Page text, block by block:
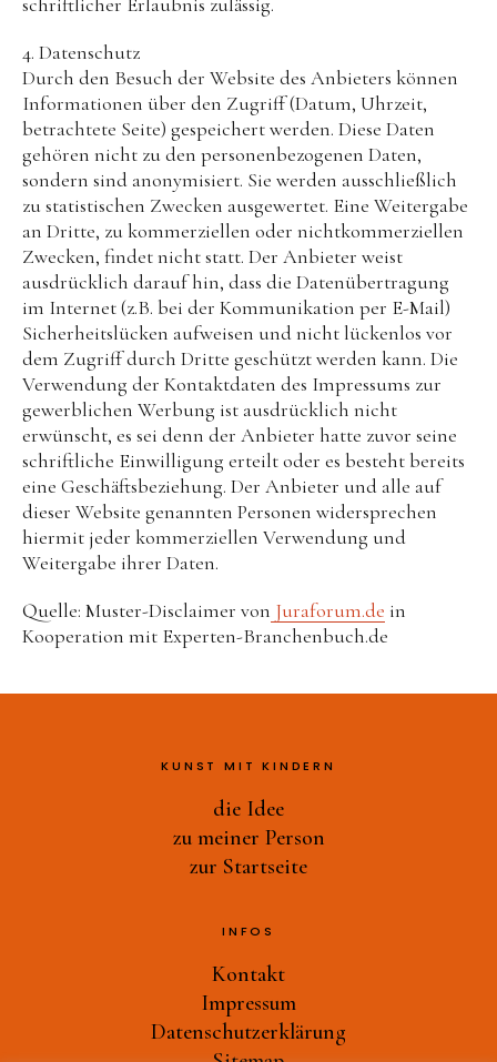
4. Datenschutz
Durch den Besuch der Website des Anbieters können
Informationen über den Zugriff (Datum, Uhrzeit,
betrachtete Seite) gespeichert werden. Diese Daten
gehören nicht zu den personenbezogenen Daten,
sondern sind anonymisiert. Sie werden ausschließlich
zu statistischen Zwecken ausgewertet. Eine Weitergabe
an Dritte, zu kommerziellen oder nichtkommerziellen
Zwecken, findet nicht statt. Der Anbieter weist
ausdrücklich darauf hin, dass die Datenübertragung
im Internet (z.B. bei der Kommunikation per E-Mail)
Sicherheitslücken aufweisen und nicht lückenlos vor
dem Zugriff durch Dritte geschützt werden kann. Die
Verwendung der Kontaktdaten des Impressums zur
gewerblichen Werbung ist ausdrücklich nicht
erwünscht, es sei denn der Anbieter hatte zuvor seine
schriftliche Einwilligung erteilt oder es besteht bereits
eine Geschäftsbeziehung. Der Anbieter und alle auf
dieser Website genannten Personen widersprechen
hiermit jeder kommerziellen Verwendung und
Weitergabe ihrer Daten.
Quelle: Muster-Disclaimer von Juraforum.de in
Kooperation mit Experten-Branchenbuch.de
KUNST MIT KINDERN
die Idee
zu meiner Person
zur Startseite
INFOS
Kontakt
Impressum
Datenschutzerklärung